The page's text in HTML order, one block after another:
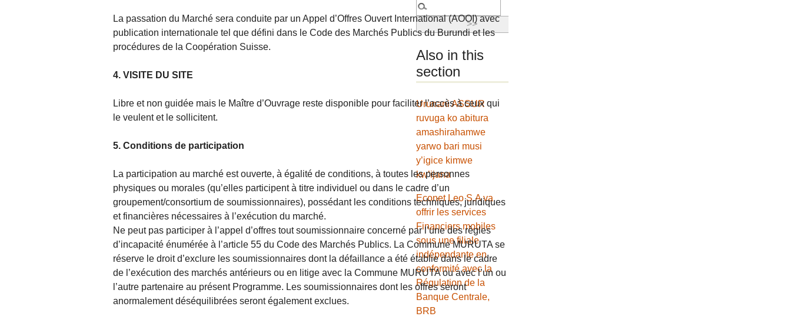
La passation du Marché sera conduite par un Appel d’Offres Ouvert International (AOOI) avec
publication internationale tel que défini dans le Code des Marchés Publics du Burundi et les
procédures de la Coopération Suisse.
4. VISITE DU SITE
Libre et non guidée mais le Maître d’Ouvrage reste disponible pour faciliter l’accès à ceux qui
le veulent et le sollicitent.
5. Conditions de participation
La participation au marché est ouverte, à égalité de conditions, à toutes les personnes
physiques ou morales (qu’elles participent à titre individuel ou dans le cadre d’un
groupement/consortium de soumissionnaires), possédant les conditions techniques, juridiques
et financières nécessaires à l’exécution du marché.
Ne peut pas participer à l’appel d’offres tout soumissionnaire concerné par l’une des règles
d’incapacité énumérée à l’article 55 du Code des Marchés Publics. La Commune MURUTA se
réserve le droit d’exclure les soumissionnaires dont la défaillance a été établie dans le cadre
de l’exécution des marchés antérieurs ou en litige avec la Commune MURUTA ou avec l’un ou
l’autre partenaire au présent Programme. Les soumissionnaires dont les offres seront
anormalement déséquilibrées seront également exclues.
Also in this
section
Urunani ASSUR
ruvuga ko abitura
amashirahamwe
yarwo bari musi
y’igice kimwe
kw’ijana
Econet Leo S.A va
offrir les services
Financiers mobiles
sous une filiale
indépendante en
conformité avec la
Régulation de la
Banque Centrale,
BRB